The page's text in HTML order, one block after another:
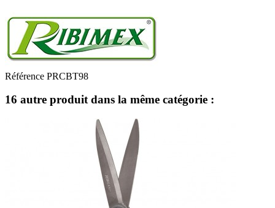
Référence PRCBT98
16 autre produit dans la même catégorie :